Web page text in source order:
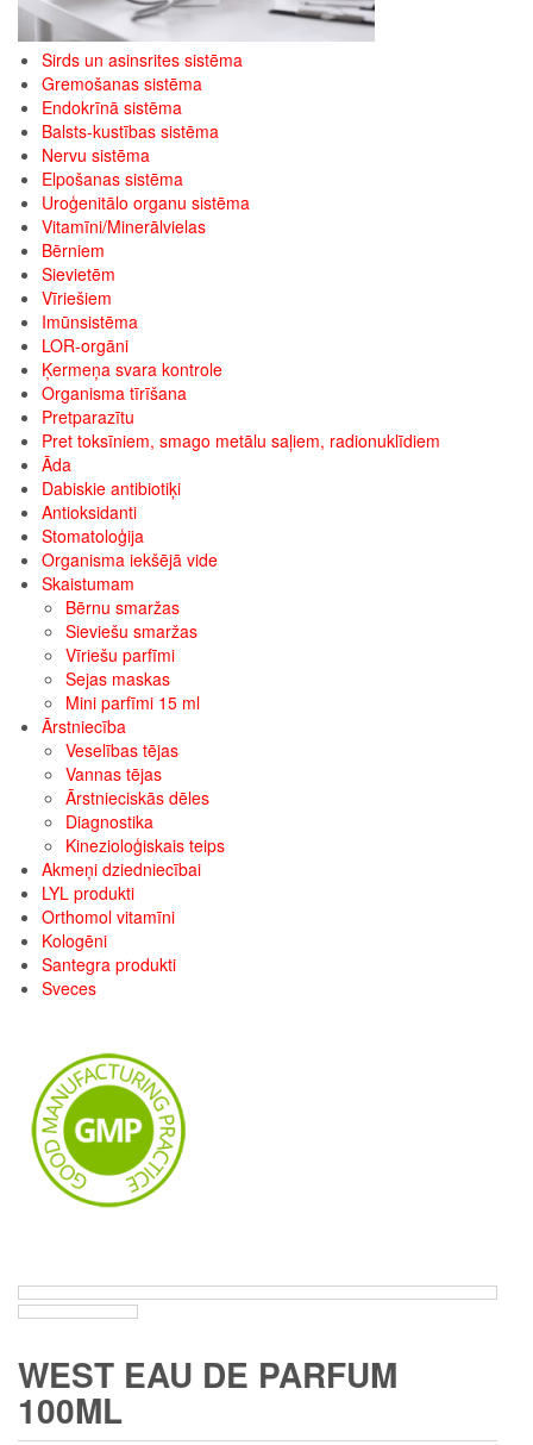
Sirds un asinsrites sistēma
Gremošanas sistēma
Endokrīnā sistēma
Balsts-kustības sistēma
Nervu sistēma
Elpošanas sistēma
Uroģenitālo organu sistēma
Vitamīni/Minerālvielas
Bērniem
Sievietēm
Vīriešiem
Imūnsistēma
LOR-orgāni
Ķermeņa svara kontrole
Organisma tīrīšana
Pretparazītu
Pret toksīniem, smago metālu saļiem, radionuklīdiem
Āda
Dabiskie antibiotiķi
Antioksidanti
Stomatoloģija
Organisma iekšējā vide
Skaistumam
Bērnu smaržas
Sieviešu smaržas
Vīriešu parfīmi
Sejas maskas
Mini parfīmi 15 ml
Ārstniecība
Veselības tējas
Vannas tējas
Ārstnieciskās dēles
Diagnostika
Kinezioloģiskais teips
Akmeņi dziedniecībai
LYL produkti
Orthomol vitamīni
Kologēni
Santegra produkti
Sveces
WEST EAU DE PARFUM
100ML